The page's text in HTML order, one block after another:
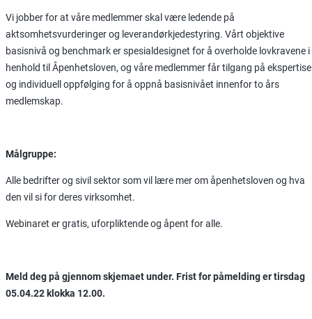
Vi jobber for at våre medlemmer skal være ledende på
aktsomhetsvurderinger og leverandørkjedestyring. Vårt objektive
basisnivå og benchmark er spesialdesignet for å overholde lovkravene i
henhold til Åpenhetsloven, og våre medlemmer får tilgang på ekspertise
og individuell oppfølging for å oppnå basisnivået innenfor to års
medlemskap.
Målgruppe:
Alle bedrifter og sivil sektor som vil lære mer om åpenhetsloven og hva
den vil si for deres virksomhet.
Webinaret er gratis, uforpliktende og åpent for alle.
Meld deg på gjennom skjemaet under. Frist for påmelding er tirsdag
05.04.22 klokka 12.00.